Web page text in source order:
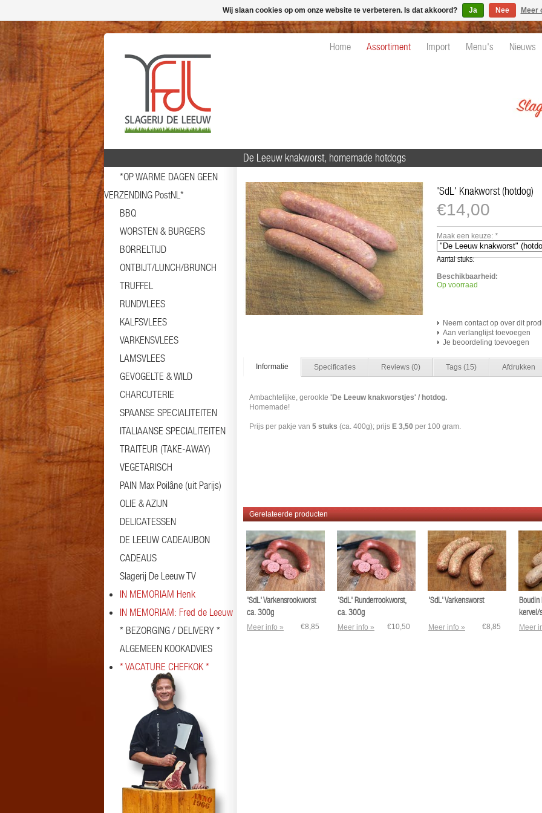
Home Assortiment Import Menu's Nieuws
*OP WARME DAGEN GEEN
VERZENDING PostNL*
BBQ
WORSTEN & BURGERS
BORRELTIJD
ONTBIJT/LUNCH/BRUNCH
TRUFFEL
RUNDVLEES
KALFSVLEES
VARKENSVLEES
LAMSVLEES
GEVOGELTE & WILD
CHARCUTERIE
SPAANSE SPECIALITEITEN
ITALIAANSE SPECIALITEITEN
TRAITEUR (TAKE-AWAY)
VEGETARISCH
PAIN Max Poilâne (uit Parijs)
OLIE & AZIJN
DELICATESSEN
DE LEEUW CADEAUBON
CADEAUS
Slagerij De Leeuw TV
IN MEMORIAM Henk
IN MEMORIAM: Fred de Leeuw
* BEZORGING / DELIVERY *
ALGEMEEN KOOKADVIES
* VACATURE CHEFKOK *
De Leeuw knakworst, homemade hotdogs
'SdL' Knakworst (hotdog)
Maak een keuze: *
Aantal stuks:
€14,00
Beschikbaarheid:
Op voorraad
Neem contact op over dit
Aan verlanglijst toevoegen
Je beoordeling toevoegen
Informatie Specificaties Reviews (0) Tags (15) Afdrukken
Ambachtelijke, gerookte 'De Leeuw knakworstjes' / hotdog.
Homemade!
Prijs per pakje van 5 stuks (ca. 400g); prijs E 3,50 per 100 gram.
Gerelateerde producten
'SdL' Varkensrookworst
ca. 300g
Meer info » €8,85
'SdL' Runderrookworst,
ca. 300g
Meer info » €10,50
'SdL' Varkensworst
Meer info » €8,85
Boudin
kervel/
Meer
Wij slaan cookies op om onze website te verbeteren. Is dat akkoord? Ja Nee Meer